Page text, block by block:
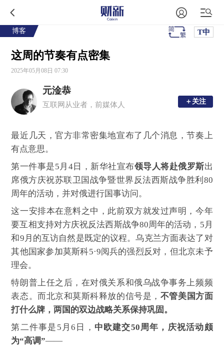
博客 T中
这周的节奏有点密集
2025年05月08日 07:30
元淦恭
互联网从业者，前媒体人 ＋关注
＋关注
最近几天，官方非常密集地宣布了几个消息，节奏上
有点意思。
第一件事是5月4日，新华社宣布领导人将赴俄罗斯出
席俄方庆祝苏联卫国战争暨世界反法西斯战争胜利80
周年的活动，并对俄进行国事访问。
这一安排本在意料之中，此前双方就发过声明，今年
要互相支持对方庆祝反法西斯战争80周年的活动，5月
和9月的互访自然是既定的议程。乌克兰方面表达了对
其他国家参加莫斯科5·9阅兵的强烈反对，但北京未予
理会。
特朗普上任之后，在对俄关系和俄乌战争事务上频频
表态。而北京和莫斯科释放的信号是， 不管美国方面
打什么牌，两国的双边战略关系保持巩固。
第二件事是5月6日， 中欧建交50周年，庆祝活动颇
为“高调”——